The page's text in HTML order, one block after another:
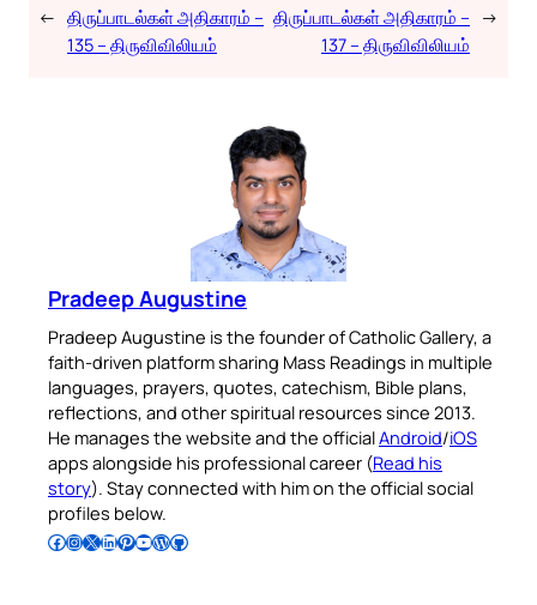
← திருப்பாடல்கள் அதிகாரம் –
135 – திருவிவிலியம்
திருப்பாடல்கள் அதிகாரம் –
137 – திருவிவிலியம்
→
Pradeep Augustine
Pradeep Augustine is the founder of Catholic Gallery, a
faith-driven platform sharing Mass Readings in multiple
languages, prayers, quotes, catechism, Bible plans,
reflections, and other spiritual resources since 2013.
He manages the website and the officialAndroid/iOS
apps alongside his professional career (Read his
story). Stay connected with him on the official social
profiles below.
Follow Pradeep on Facebook Follow Pradeep on InstagramFollow Pradeep on X Follow Pradeep on LinkedIn Follow Pradeep on Pinterest Subscribe to Pradeep’s Youtube Channel Follow Pradeep on WordPress Follow Pradeep on GitHub